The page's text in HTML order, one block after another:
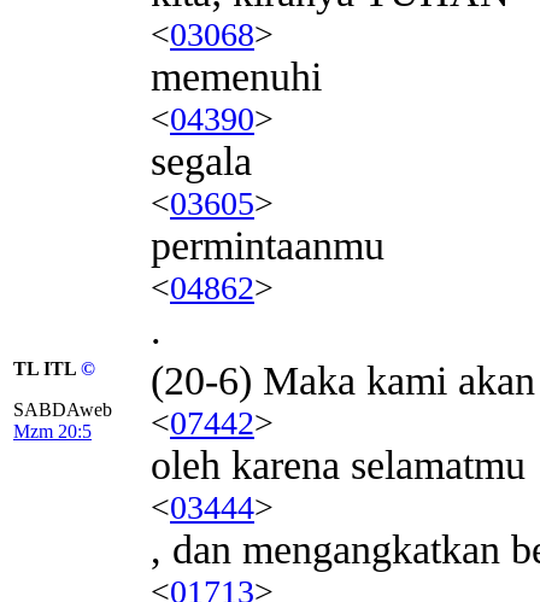
<03068>
memenuhi
<04390>
segala
<03605>
permintaanmu
<04862>
.
TL ITL ©
SABDAweb
Mzm 20:5
(20-6) Maka kami
<07442>
oleh karena selamatmu
<03444>
, dan mengangkatkan
<01713>